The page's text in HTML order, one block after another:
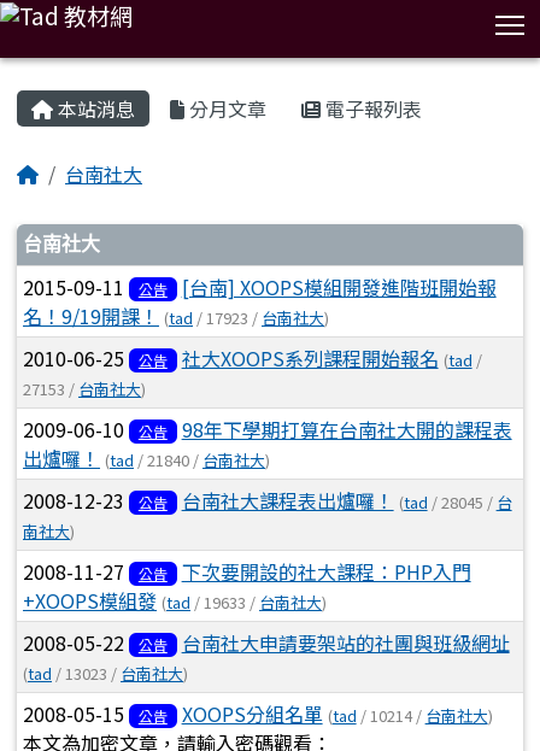
本站消息 分月文章 電子報列表
台南社大
文章列表
台南社大
2015-09-11 公告
[台南] XOOPS模組開發進階班開始報
名！9/19開課！
(tad / 17923 / 台南社大)
2010-06-25 公告 社大XOOPS系列課程開始報名 (tad /
27153 / 台南社大)
2009-06-10 公告
98年下學期打算在台南社大開的課程表
出爐囉！
(tad / 21840 / 台南社大)
2008-12-23 公告 台南社大課程表出爐囉！ (tad / 28045 / 台
南社大)
2008-11-27 公告
下次要開設的社大課程：PHP入門
+XOOPS模組發 (tad / 19633 / 台南社大)
2008-05-22 公告 台南社大申請要架站的社團與班級網址
(tad / 13023 / 台南社大)
2008-05-15 公告 XOOPS分組名單 (tad / 10214 / 台南社大)
本文為加密文章，請輸入密碼觀看：